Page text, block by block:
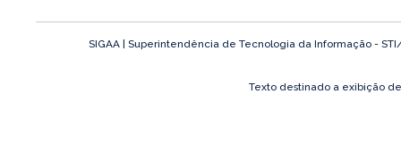
SIGAA | Superintendência de Tecnologia da Informação -
Texto destinado a exibição